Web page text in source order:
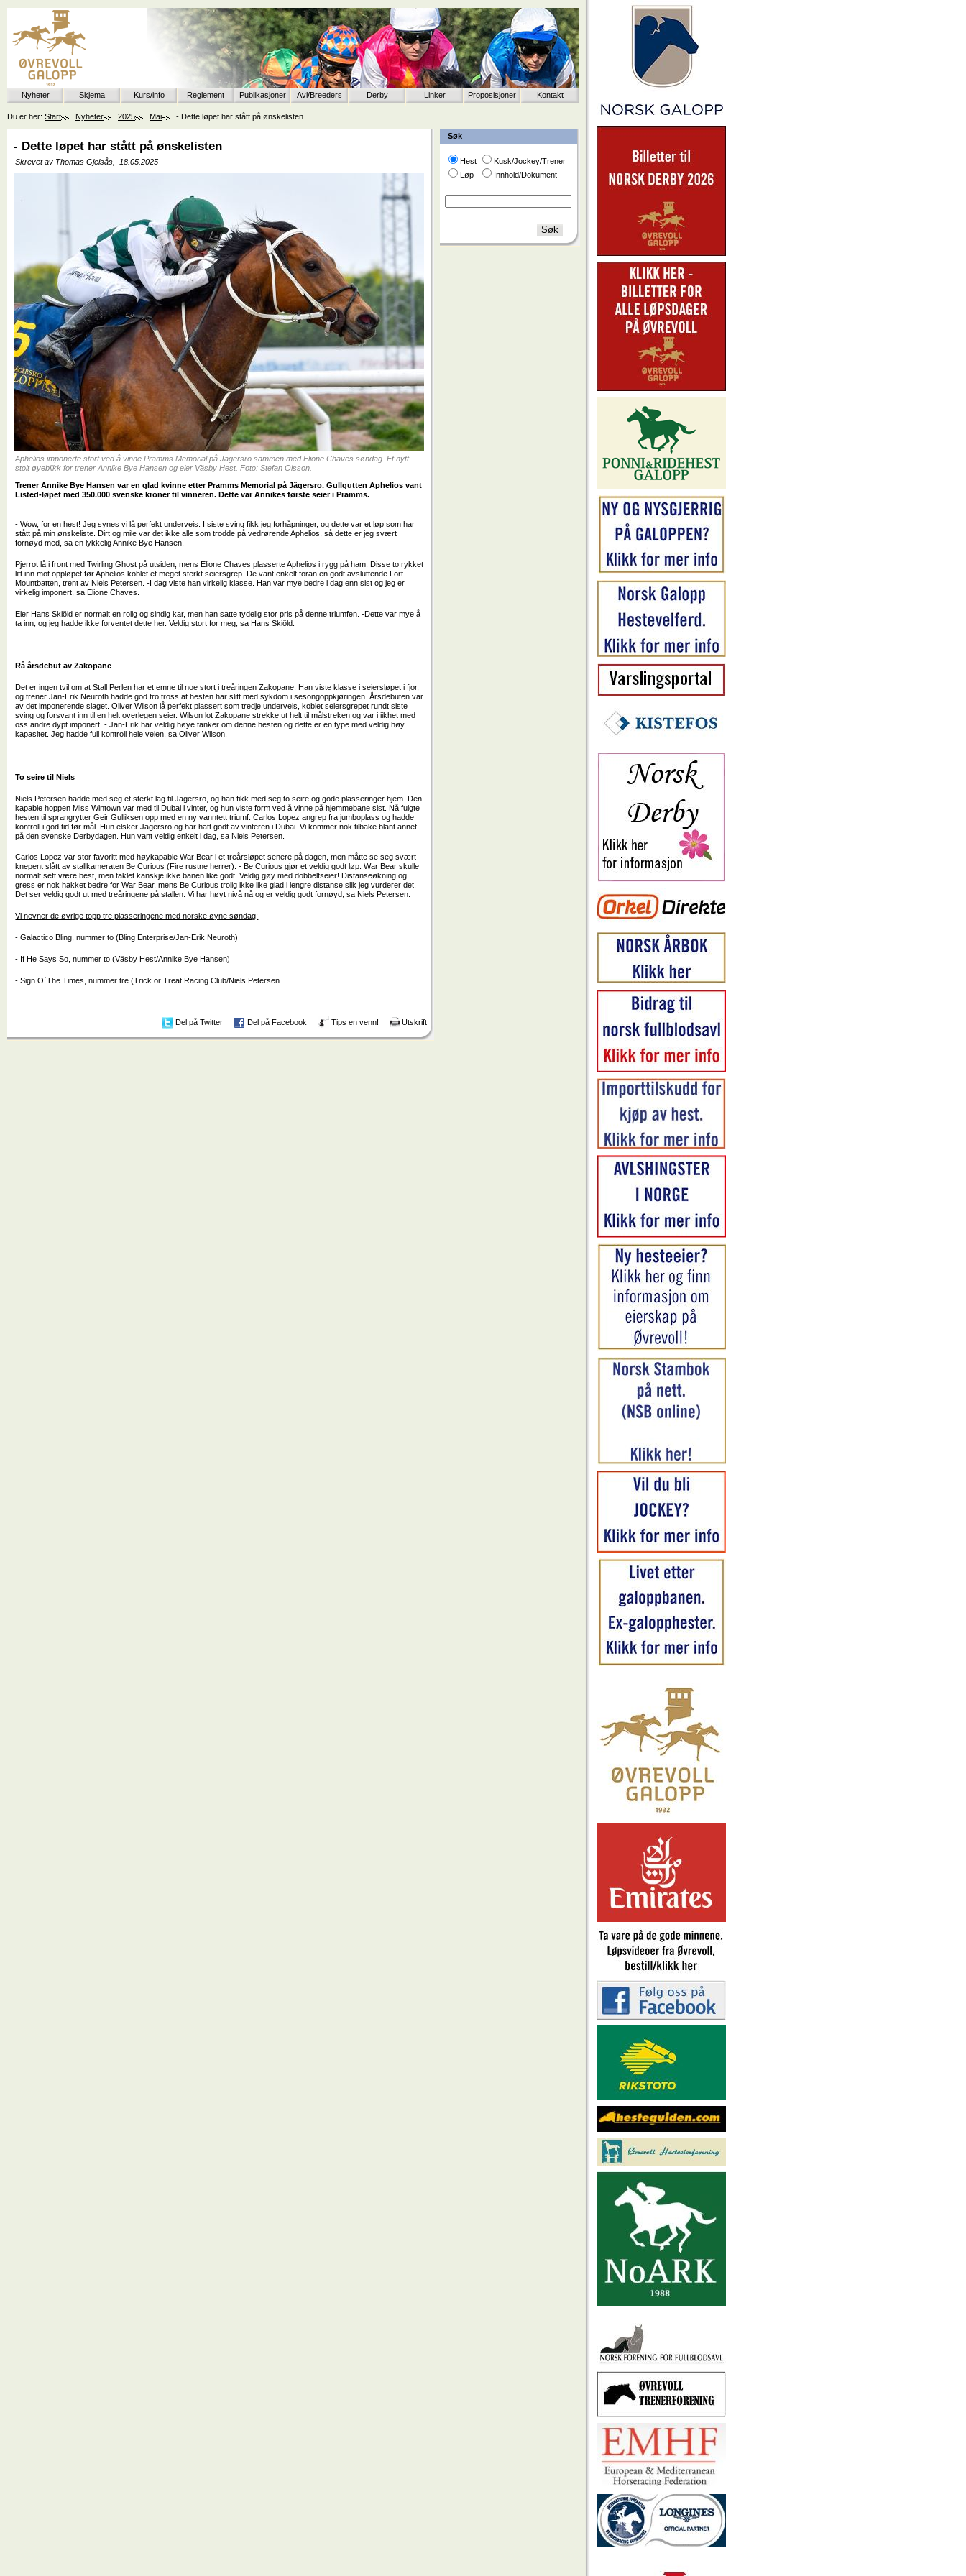
Nyheter Skjema Kurs/info Reglement Publikasjoner Avl/Breeders Derby Linker Proposisjoner Kontakt
Du er her: Start Nyheter 2025 Mai - Dette løpet har stått på ønskelisten
Søk
Hest
Kusk/Jockey/Trener
Løp
Innhold/Dokument
- Dette løpet har stått på ønskelisten
Skrevet av Thomas Gjelsås, 18.05.2025
Aphelios imponerte stort ved å vinne Pramms Memorial på Jägersro sammen med Elione Chaves søndag. Et nytt
stolt øyeblikk for trener Annike Bye Hansen og eier Väsby Hest. Foto: Stefan Olsson.
Trener Annike Bye Hansen var en glad kvinne etter Pramms Memorial på Jägersro. Gullgutten Aphelios vant
Listed-løpet med 350.000 svenske kroner til vinneren. Dette var Annikes første seier i Pramms.
- Wow, for en hest! Jeg synes vi lå perfekt underveis. I siste sving fikk jeg forhåpninger, og dette var et løp som har
stått på min ønskeliste. Dirt og mile var det ikke alle som trodde på vedrørende Aphelios, så dette er jeg svært
fornøyd med, sa en lykkelig Annike Bye Hansen.
Pjerrot lå i front med Twirling Ghost på utsiden, mens Elione Chaves plasserte Aphelios i rygg på ham. Disse to rykket
litt inn mot oppløpet før Aphelios koblet et meget sterkt seiersgrep. De vant enkelt foran en godt avsluttende Lort
Mountbatten, trent av Niels Petersen. -I dag viste han virkelig klasse. Han var mye bedre i dag enn sist og jeg er
virkelig imponert, sa Elione Chaves.
Eier Hans Skiöld er normalt en rolig og sindig kar, men han satte tydelig stor pris på denne triumfen. -Dette var mye å
ta inn, og jeg hadde ikke forventet dette her. Veldig stort for meg, sa Hans Skiöld.
Rå årsdebut av Zakopane
Det er ingen tvil om at Stall Perlen har et emne til noe stort i treåringen Zakopane. Han viste klasse i seiersløpet i fjor,
og trener Jan-Erik Neuroth hadde god tro tross at hesten har slitt med sykdom i sesongoppkjøringen. Årsdebuten var
av det imponerende slaget. Oliver Wilson lå perfekt plassert som tredje underveis, koblet seiersgrepet rundt siste
sving og forsvant inn til en helt overlegen seier. Wilson lot Zakopane strekke ut helt til målstreken og var i iikhet med
oss andre dypt imponert. - Jan-Erik har veldig høye tanker om denne hesten og dette er en type med veldig høy
kapasitet. Jeg hadde full kontroll hele veien, sa Oliver Wilson.
To seire til Niels
Niels Petersen hadde med seg et sterkt lag til Jägersro, og han fikk med seg to seire og gode plasseringer hjem. Den
kapable hoppen Miss Wintown var med til Dubai i vinter, og hun viste form ved å vinne på hjemmebane sist. Nå fulgte
hesten til sprangrytter Geir Gulliksen opp med en ny vanntett triumf. Carlos Lopez angrep fra jumboplass og hadde
kontroll i god tid før mål. Hun elsker Jägersro og har hatt godt av vinteren i Dubai. Vi kommer nok tilbake blant annet
på den svenske Derbydagen. Hun vant veldig enkelt i dag, sa Niels Petersen.
Carlos Lopez var stor favoritt med høykapable War Bear i et treårsløpet senere på dagen, men måtte se seg svært
knepent slått av stallkameraten Be Curious (Fire rustne herrer). - Be Curious gjør et veldig godt løp. War Bear skulle
normalt sett være best, men taklet kanskje ikke banen like godt. Veldig gøy med dobbeltseier! Distanseøkning og
gress er nok hakket bedre for War Bear, mens Be Curious trolig ikke like glad i lengre distanse slik jeg vurderer det.
Det ser veldig godt ut med treåringene på stallen. Vi har høyt nivå nå og er veldig godt fornøyd, sa Niels Petersen.
Vi nevner de øvrige topp tre plasseringene med norske øyne søndag:
- Galactico Bling, nummer to (Bling Enterprise/Jan-Erik Neuroth)
- If He Says So, nummer to (Väsby Hest/Annike Bye Hansen)
- Sign O´The Times, nummer tre (Trick or Treat Racing Club/Niels Petersen
Del på Twitter Del på Facebook Tips en venn! Utskrift